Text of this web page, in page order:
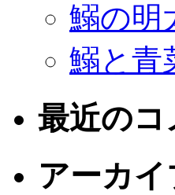
鰯の明
鰯と青
最近のコ
アーカイ